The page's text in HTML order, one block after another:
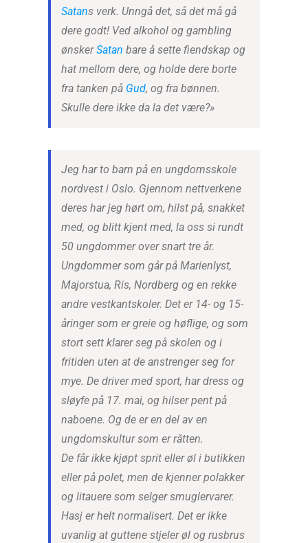
Satans verk. Unngå det, så det må gå
dere godt! Ved alkohol og gambling
ønskerSatan bare å sette fiendskap og
hat mellom dere, og holde dere borte
fra tanken på Gud, og fra bønnen.
Skulle dere ikke da la det være?»
Jeg har to barn på en ungdomsskole
nordvest i Oslo. Gjennom nettverkene
deres har jeg hørt om, hilst på, snakket
med, og blitt kjent med, la oss si rundt
50 ungdommer over snart tre år.
Ungdommer som går på Marienlyst,
Majorstua, Ris, Nordberg og en rekke
andre vestkantskoler. Det er 14- og 15-
åringer som er greie og høflige, og som
stort sett klarer seg på skolen og i
fritiden uten at de anstrenger seg for
mye. De driver med sport, har dress og
sløyfe på 17. mai, og hilser pent på
naboene. Og de er en del av en
ungdomskultur som er råtten.
De får ikke kjøpt sprit eller øl i butikken
eller på polet, men de kjenner polakker
og litauere som selger smuglervarer.
Hasj er helt normalisert. Det er ikke
uvanlig at guttene stjeler øl og rusbrus